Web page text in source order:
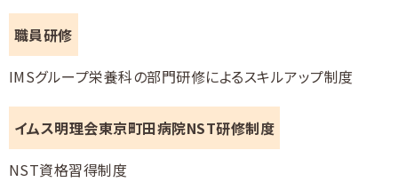
職員研修
IMSグループ栄養科の部門研修によるスキルアップ制度
イムス明理会東京町田病院NST研修制度
NST資格習得制度